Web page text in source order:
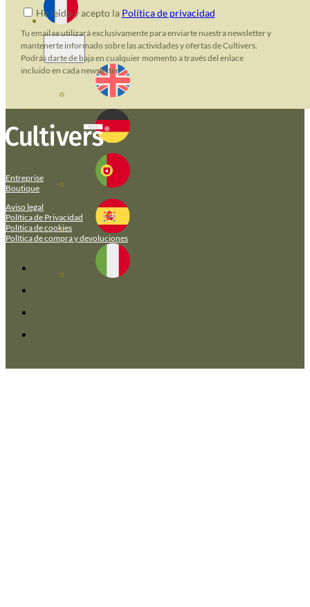
He leido y acepto la Política de privacidad
Tu email se utilizará exclusivamente para enviarte nuestra newsletter y
mantenerte informado sobre las actividades y ofertas de Cultivers.
Podrás darte de baja en cualquier momento a través del enlace
incluido en cada newsletter.
Entreprise
Boutique
Aviso legal
Política de Privacidad
Política de cookies
Política de compra y devoluciones